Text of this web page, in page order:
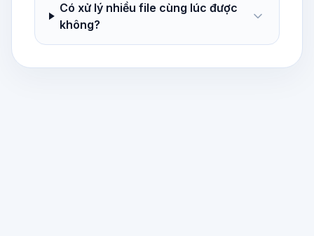
Có xử lý nhiều file cùng lúc được
không?